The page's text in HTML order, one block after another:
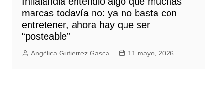
marcas todavía no: ya no basta con
entretener, ahora hay que ser
“posteable”
Angélica Gutierrez Gasca 11 mayo, 2026